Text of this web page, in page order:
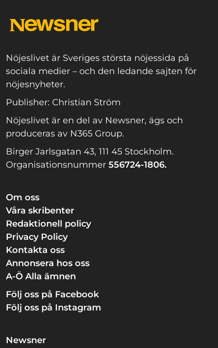
Nöjeslivet är Sveriges största nöjessida på
sociala medier – och den ledande sajten för
nöjesnyheter.
Publisher: Christian Ström
Nöjeslivet är en del av Newsner, ägs och
produceras av N365 Group.
Birger Jarlsgatan 43, 111 45 Stockholm.
Organisationsnummer 556724-1806.
Om oss
Våra skribenter
Redaktionell policy
Privacy Policy
Kontakta oss
Annonsera hos oss
A-Ö Alla ämnen
Följ oss på Facebook
Följ oss på Instagram
Newsner